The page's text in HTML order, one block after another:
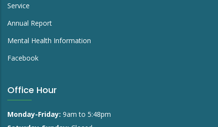
Service
Annual Report
Mental Health Information
Facebook
Office Hour
Monday-Friday: 9am to 5:48pm